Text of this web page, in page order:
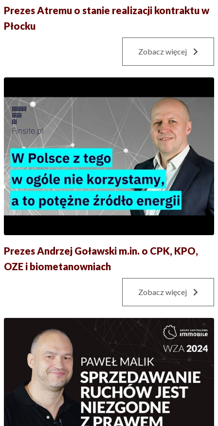
Prezes Atremu o stanie realizacji kontraktu w
Płocku
Zobacz więcej
Prezes Andrzej Goławski m.in. o CPK, KPO,
OZE i biometanowniach
Zobacz więcej